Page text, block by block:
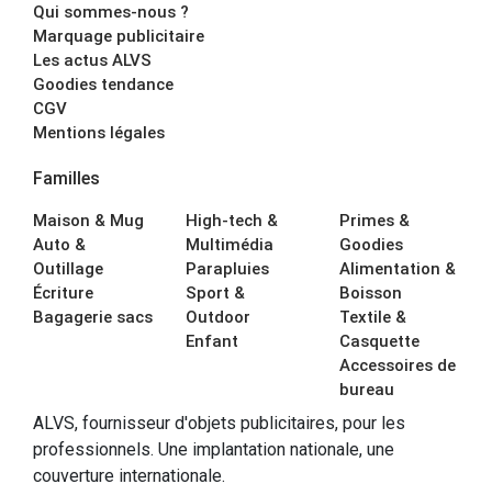
Qui sommes-nous ?
Marquage publicitaire
Les actus ALVS
Goodies tendance
CGV
Mentions légales
Familles
Maison & Mug
Auto &
Outillage
Écriture
Bagagerie sacs
High-tech &
Multimédia
Parapluies
Sport &
Outdoor
Enfant
Primes &
Goodies
Alimentation &
Boisson
Textile &
Casquette
Accessoires de
bureau
ALVS, fournisseur d'objets publicitaires, pour les
professionnels. Une implantation nationale, une
couverture internationale.